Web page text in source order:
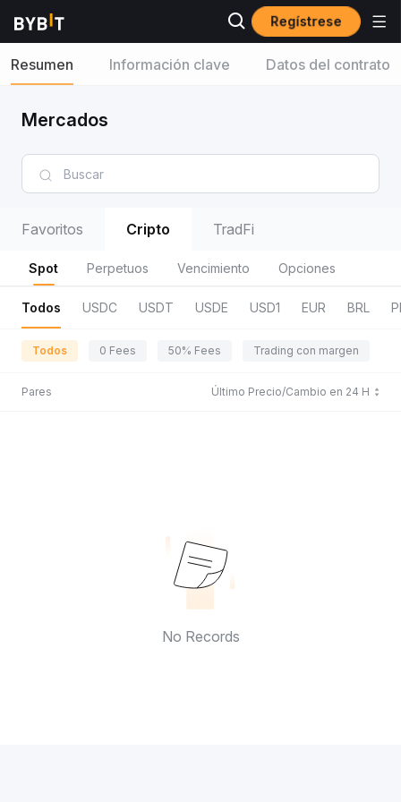
Regístrese
Resumen Información clave Datos del contrato
Mercados
Favoritos Cripto TradFi
Spot Perpetuos Vencimiento Opciones
Todos USDC USDT USDE USD1 EUR BRL
Todos 0 Fees 50% Fees Trading con margen
Pares Último Precio/Cambio en 24 H
No Records